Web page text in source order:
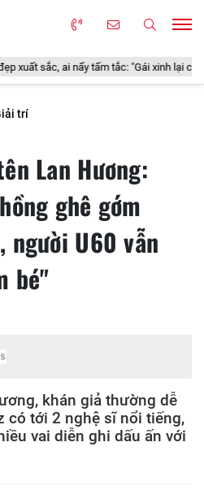
xinh lại còn đảm đang khéo tay"
trí
Lan Hương:
ghê gớm
người U60 vẫn
bé"
khán giả thường dễ
có tới 2 nghệ sĩ nổi tiếng,
vai diễn ghi dấu ấn với